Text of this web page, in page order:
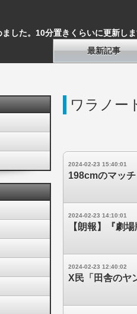
した。10分置きくらいに更新しま
最新記事
ワラノー
2024-02-23 15:40:01
198cmのマッ
2024-02-23 14:10:01
【朗報】『劇
2024-02-23 12:40:02
X民「田舎のヤ